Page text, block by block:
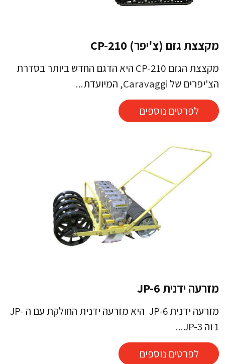
מקצצת גזם (צ'יפר) CP-210
מקצצת הגזם CP-210 היא הדגם החדש ביותר בסדרת
הצ'יפרים של Caravaggi, המיועדת...
לפרטים נוספים
מזרעה ידנית JP-6
מזרעה ידנית JP-6 היא מזרעה ידנית החולקת עם ה JP-
1 וה JP-3...
לפרטים נוספים